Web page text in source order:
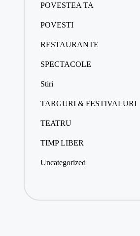
POVESTEA TA
POVESTI
RESTAURANTE
SPECTACOLE
Stiri
TARGURI & FESTIVALURI
TEATRU
TIMP LIBER
Uncategorized